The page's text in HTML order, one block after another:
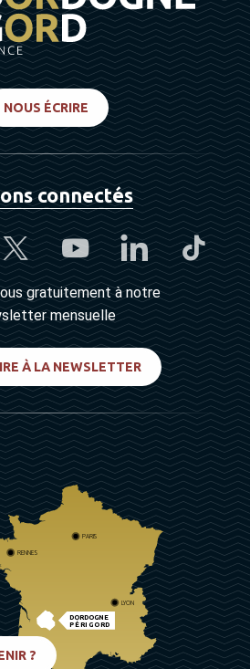
NOUS ÉCRIRE
connectés
gratuitement à notre
mensuelle
À LA NEWSLETTER
DORDOGNE
PÉRIGORD
PARIS
RENNES
LYON
?